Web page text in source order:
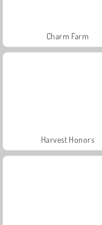
Charm Farm
Harvest Honors